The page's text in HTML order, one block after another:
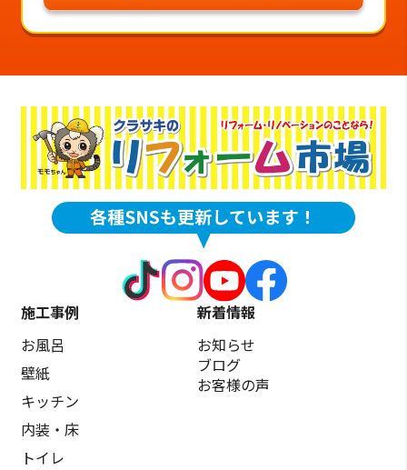
施工事例
お風呂
壁紙
キッチン
内装・床
トイレ
新着情報
お知らせ
ブログ
お客様の声